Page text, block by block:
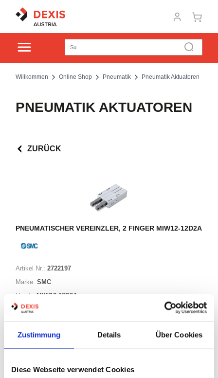
Zustimmung Details Über Cookies
Diese Webseite verwendet Cookies
Willkommen Online Shop Pneumatik Pneumatik Aktuatoren
PNEUMATIK AKTUATOREN
ZURÜCK
PNEUMATISCHER VEREINZLER, 2 FINGER MIW12-12D2A
Artikel Nr.: 2722197
Marke: SMC
Herst.:
MIW12-12D2A
Bezeichnung:
Nicht auf Lager